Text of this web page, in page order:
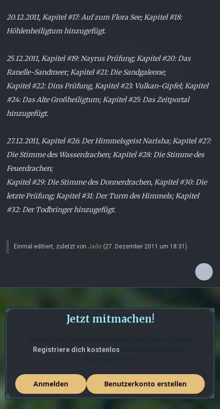
20.12.2011, Kapitel #17: Auf zum Flora See; Kapitel #18:
Höhlenheiligtum hinzugefügt.
25.12.2011, Kapitel #19: Nayrus Prüfung; Kapitel #20: Das
Ranelle-Sandmeer; Kapitel #21: Die Sandgaleone;
Kapitel #22: Dins Prüfung, Kapitel #23: Vulkan-Gipfel; Kapitel
#24: Das Alte Großheiligtum; Kapitel #25: Das Zeitportal
hinzugefügt.
27.12.2011, Kapitel #26: Der Himmelsgeist Narisha; Kapitel #27:
Die Stimme des Wasserdrachen; Kapitel #28: Die Stimme des
Feuerdrachen;
Kapitel #29: Die Stimme des Donnerdrachen, Kapitel #30: Die
letzte Prüfung; Kapitel #31: Der Turm des Himmels; Kapitel
#32: Der Todbringer hinzugefügt.
Einmal editiert, zuletzt von Jade (27. Dezember 2011 um 18:31 )
Jetzt mitmachen!
Registriere dich kostenlos
Benutzerkonto erstellen
Anmelden